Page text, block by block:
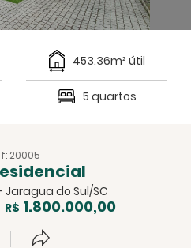
453.36m² útil
5 quartos
20005
Jaragua do Sul/SC
R$ 1.800.000,00